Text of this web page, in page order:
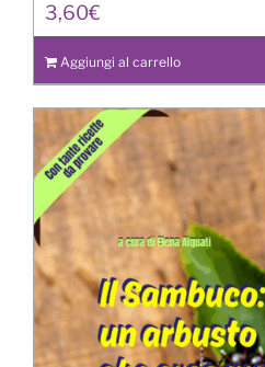
3,60€
Aggiungi al carrello